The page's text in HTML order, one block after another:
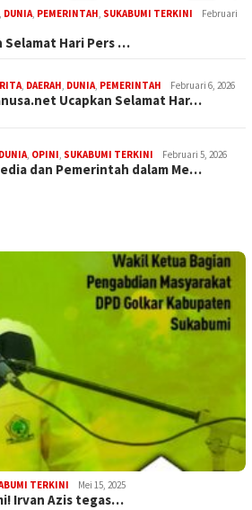
DUNIA PEMERINTAH SUKABUMI TERKINI
Februari
Selamat Hari Pers …
DAERAH DUNIA PEMERINTAH Februari 6, 2026
Ucapkan Selamat Har…
DUNIA OPINI SUKABUMI TERKINI Februari 5, 2026
dan Pemerintah dalam Me…
TERKINI Mei 15, 2025
Irvan Azis tegas…